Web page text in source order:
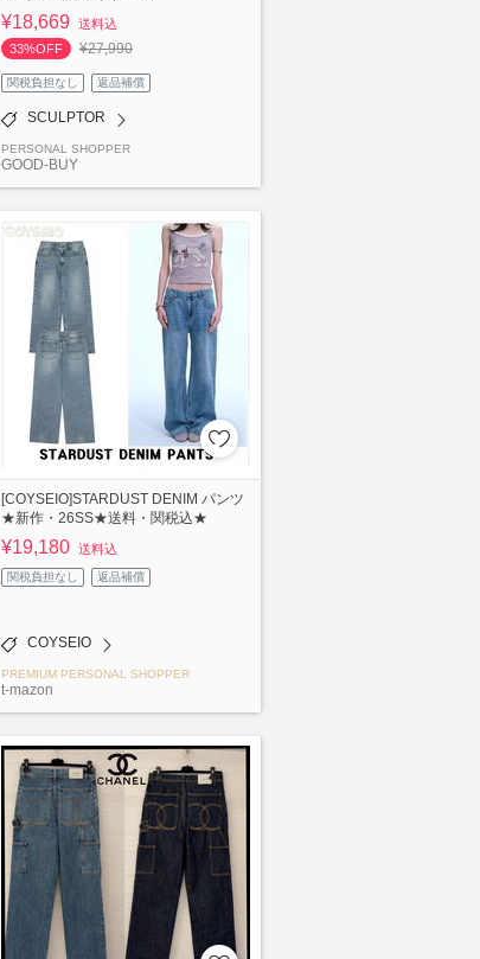
¥18,669 送料込
33%OFF
¥27,990
関税負担なし 返品補償
SCULPTOR
PERSONAL SHOPPER
GOOD-BUY
[COYSEIO]STARDUST DENIM パンツ
★新作・26SS★送料・関税込★
¥19,180 送料込
関税負担なし 返品補償
COYSEIO
PREMIUM PERSONAL SHOPPER
t-mazon